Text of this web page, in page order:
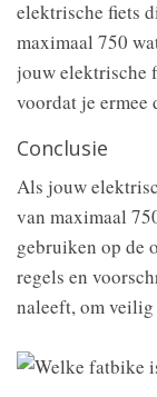
elektrische fiets
maximaal 750
jouw elektrische
voordat je ermee
Conclusie
Als jouw
van maximaal
gebruiken op de
regels en
naleeft, om veilig